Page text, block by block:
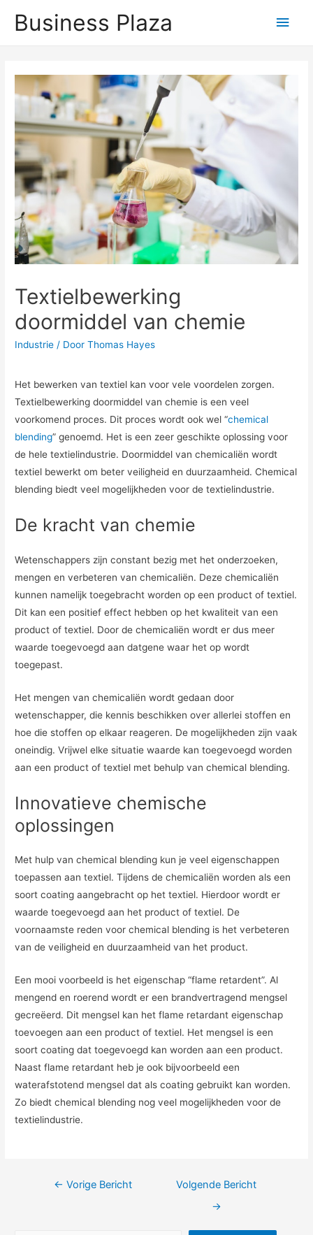
Business Plaza
Textielbewerking
doormiddel van chemie
Industrie / DoorThomas Hayes
Het bewerken van textiel kan voor vele voordelen zorgen.
Textielbewerking doormiddel van chemie is een veel
voorkomend proces. Dit proces wordt ook wel “chemical
blending” genoemd. Het is een zeer geschikte oplossing voor
de hele textielindustrie. Doormiddel van chemicaliën wordt
textiel bewerkt om beter veiligheid en duurzaamheid. Chemical
blending biedt veel mogelijkheden voor de textielindustrie.
De kracht van chemie
Wetenschappers zijn constant bezig met het onderzoeken,
mengen en verbeteren van chemicaliën. Deze chemicaliën
kunnen namelijk toegebracht worden op een product of textiel.
Dit kan een positief effect hebben op het kwaliteit van een
product of textiel. Door de chemicaliën wordt er dus meer
waarde toegevoegd aan datgene waar het op wordt
toegepast.
Het mengen van chemicaliën wordt gedaan door
wetenschapper, die kennis beschikken over allerlei stoffen en
hoe die stoffen op elkaar reageren. De mogelijkheden zijn vaak
oneindig. Vrijwel elke situatie waarde kan toegevoegd worden
aan een product of textiel met behulp van chemical blending.
Innovatieve chemische
oplossingen
Met hulp van chemical blending kun je veel eigenschappen
toepassen aan textiel. Tijdens de chemicaliën worden als een
soort coating aangebracht op het textiel. Hierdoor wordt er
waarde toegevoegd aan het product of textiel. De
voornaamste reden voor chemical blending is het verbeteren
van de veiligheid en duurzaamheid van het product.
Een mooi voorbeeld is het eigenschap “flame retardent”. Al
mengend en roerend wordt er een brandvertragend mengsel
gecreëerd. Dit mengsel kan het flame retardant eigenschap
toevoegen aan een product of textiel. Het mengsel is een
soort coating dat toegevoegd kan worden aan een product.
Naast flame retardant heb je ook bijvoorbeeld een
waterafstotend mengsel dat als coating gebruikt kan worden.
Zo biedt chemical blending nog veel mogelijkheden voor de
textielindustrie.
Bericht
← Vorige Bericht
Volgende Bericht
→